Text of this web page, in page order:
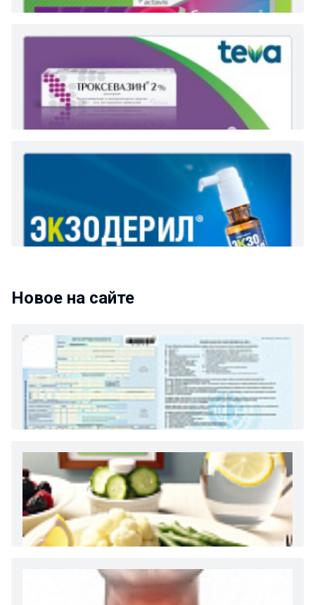
Новое на сайте
Как и сколько денег можно получить по